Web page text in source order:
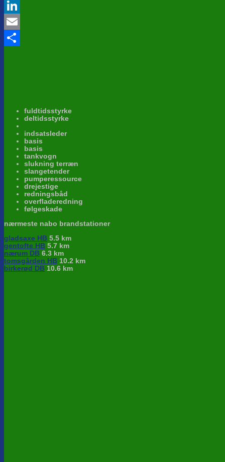
Twitter
LinkedIn
Email
fuldtidsstyrke
deltidsstyrke
indsatsleder
basis
basis
tankvogn
slukning terræn
slangetender
pumperessource
drejestige
redningsbåd
overfladeredning
følgeskade
nærmeste nabo brandstationer
gladsaxe HB 5.5 km
gentofte HB 5.7 km
nærum DB 6.3 km
tomsgården HB 10.2 km
birkerød DB 10.6 km